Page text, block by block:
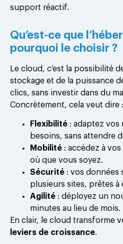
support réactif.
Qu’est-ce que
pourquoi le choisir ?
Le cloud, c’est la possibilité
stockage et de la puissance
clics, sans investir dans du
Concrètement, cela veut dire :
Flexibilité : adaptez vos
besoins, sans attendre
Mobilité : accédez à
où que vous soyez.
Sécurité : vos données
plusieurs sites, prêtes à
Agilité : déployez un
minutes au lieu de mois.
En clair, le cloud transforme
leviers de croissance.